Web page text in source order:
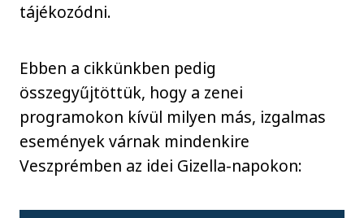
tájékozódni.
Ebben a cikkünkben pedig
összegyűjtöttük, hogy a zenei
programokon kívül milyen más, izgalmas
események várnak mindenkire
Veszprémben az idei Gizella-napokon: